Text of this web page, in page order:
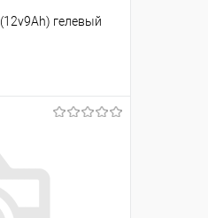
гелевый
К сравнению
Под заказ